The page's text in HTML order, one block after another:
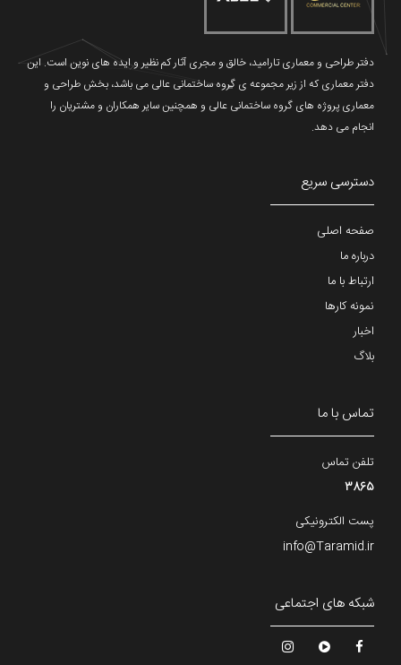
دفتر طراحی و معماری تارامید، خالق و مجری آثار کم نظیر و ایده های نوین است. این
دفتر معماری که از زیر مجموعه ی گروه ساختمانی عالی می باشد، بخش طراحی و
معماری پروژه های گروه ساختمانی عالی و همچنین سایر همکاران و مشتریان را
انجام می دهد.
دسترسی سریع
صفحه اصلی
درباره ما
ارتباط با ما
نمونه کارها
اخبار
بلاگ
تماس با ما
تلفن تماس
3865
پست الکترونیکی
info@Taramid.ir
شبکه های اجتماعی